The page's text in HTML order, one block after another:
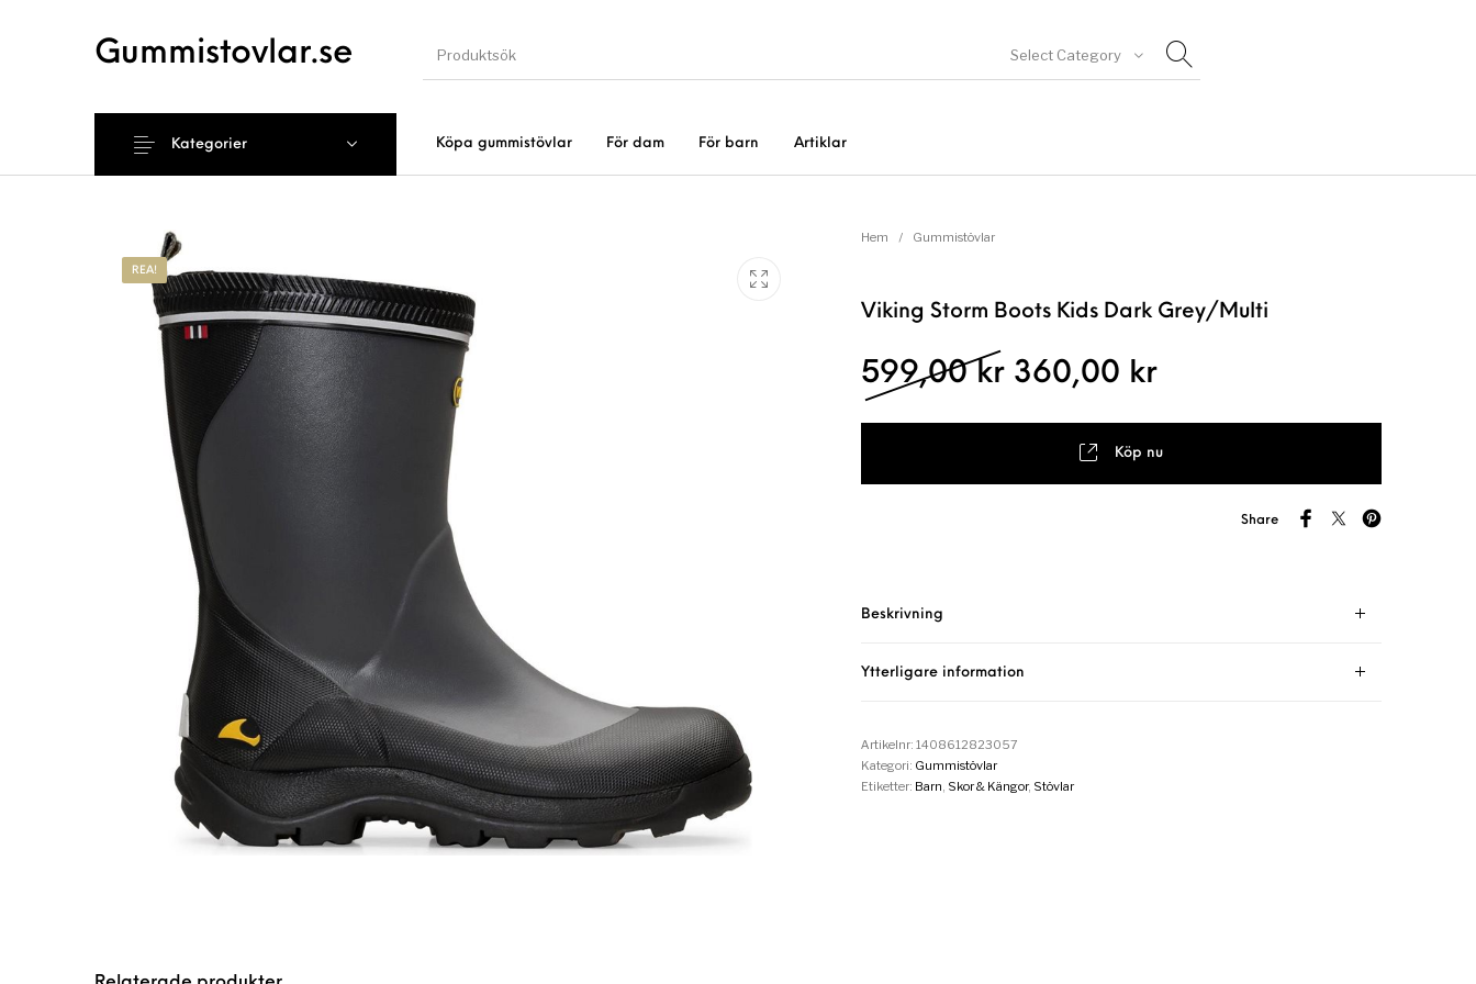
Gummistovlar.se Select Category
Köpa gummistövlar För dam För barn Artiklar
Kategorier
Gummistövlar Okategoriserad
REA!
Hem / Gummistövlar
Viking Storm Boots Kids Dark Grey/Multi
599,00 kr Det ursprungliga priset var:
360,00 krDet nuvarande
Köp nu
Share
Beskrivning
Ytterligare information
Artikelnr: 1408612823057
Kategori: Gummistövlar
Etiketter: Barn Skor & Kängor, Stövlar